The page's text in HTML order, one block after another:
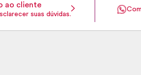
ao cliente
suas dúvidas.